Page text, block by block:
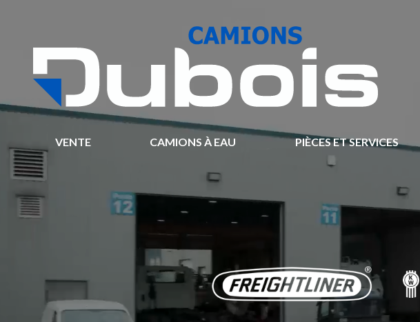
VENTE CAMIONS À EAU PIÈCES ET SERVICES